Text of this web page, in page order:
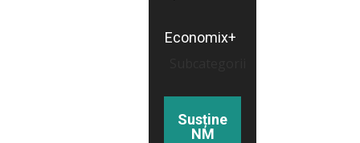
Economix+
Susține
NM